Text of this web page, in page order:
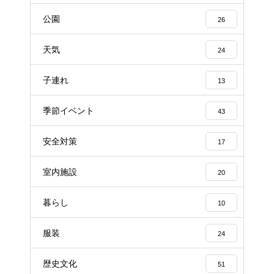
公園 26
天気 24
子連れ 13
季節イベント 43
安全対策 17
室内施設 20
暮らし 10
服装 24
歴史文化 51